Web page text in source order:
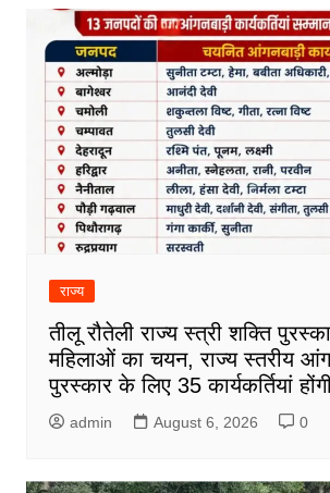
राज्य
तीलू रौतेली राज्य स्त्री शक्ति
महिलाओं का चयन, राज्य स्तरीय
पुरस्कार के लिए 35 कार्यकर्तियां
admin August 6, 2026 0